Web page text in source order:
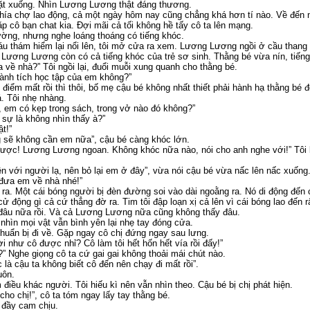
xuống. Nhìn Lương Lương thật đáng thương.
chợ lao động, cả một ngày hôm nay cũng chẳng khá hơn tí nào. Về đến
cô bạn chat kia. Đợi mãi cả tối không hề tấy cô ta lên mạng.
nhưng nghe loáng thoáng có tiếng khóc.
thám hiểm lại nổi lên, tôi mở cửa ra xem. Lương Lương ngồi ở cầu
Lương còn có cả tiếng khóc của trẻ sơ sinh. Thằng bé vừa nín,
nhà?” Tôi ngồi lại, đuổi muỗi xung quanh cho thằng bé.
tích học tập của em không?”
mất rồi thì thôi, bố mẹ cậu bé không nhất thiết phải hành hạ thằng bé
Tôi nhẹ nhàng.
có kẹp trong sách, trong vở nào đó không?”
là không nhìn thấy à?”
không cần em nữa”, cậu bé càng khóc lớn.
Lương Lương ngoan. Không khóc nữa nào, nói cho anh nghe với!”
với người lạ, nên bỏ lại em ở đây”, vừa nói cậu bé vừa nấc lên nấc xuống.
em về nhà nhé!”
Một cái bóng người bị đèn đường soi vào dài ngoằng ra. Nó di động đến
động gì cả cứ thẳng đờ ra. Tim tôi đập loạn xị cả lên vì cái bóng lao đến
nữa rồi. Và cả Lương Lương nữa cũng không thấy đâu.
mọi vật vẫn bình yên lại nhẹ tay đóng cửa.
bị đi về. Gặp ngay cô chị đứng ngay sau lưng.
như cô được nhỉ? Cô làm tôi hết hốn hết vía rồi đấy!”
Nghe giọng cô ta cứ gai gai không thoải mái chút nào.
cậu ta không biết cô đến nên chạy đi mất rồi”.
điều khác người. Tôi hiếu kì nên vẫn nhìn theo. Cậu bé bị chị phát hiện.
chị!”, cô ta tóm ngay lấy tay thằng bé.
cam chịu.